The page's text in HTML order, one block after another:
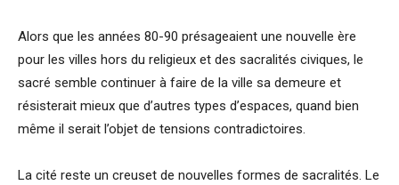
Alors que les années 80-90 présageaient une nouvelle ère
pour les villes hors du religieux et des sacralités civiques, le
sacré semble continuer à faire de la ville sa demeure et
résisterait mieux que d’autres types d’espaces, quand bien
même il serait l’objet de tensions contradictoires.
La cité reste un creuset de nouvelles formes de sacralités. Le